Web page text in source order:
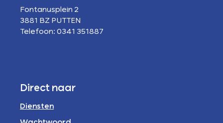
Fontanusplein 2
3881 BZ PUTTEN
Telefoon: 0341 351887
Direct naar
Diensten